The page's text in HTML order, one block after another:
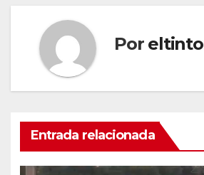
Por
Entrada relacionada